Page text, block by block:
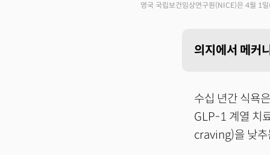
영국 국립보건임상연구원(NICE)은 4월 1
의지에서 메커
수십 년간 식욕
GLP-1 계열 치
craving)을 낮추